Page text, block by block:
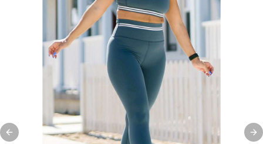
Previous slide